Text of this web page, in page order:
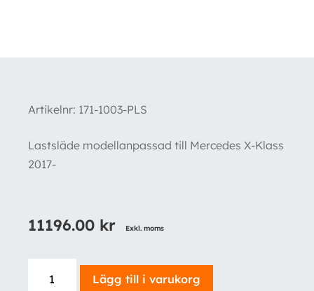
Artikelnr: 171-1003-PLS
Lastsläde modellanpassad till Mercedes X-Klass
2017-
11196.00 kr Exkl. moms
Ford
Lägg till i varukorg